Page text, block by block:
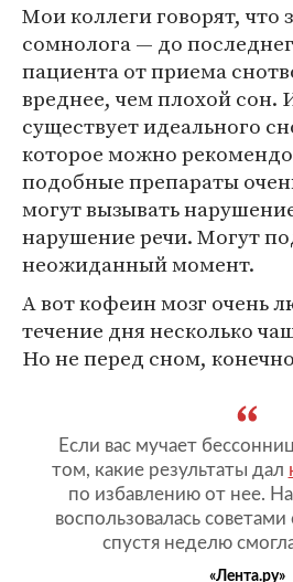
Мои коллеги говорят, что
сомнолога — до
пациента от приема
вреднее, чем плохой сон.
существует идеального
которое можно
подобные препараты
могут вызывать
нарушение речи. Могут
неожиданный момент.
А вот кофеин мозг очень
течение дня несколько
Но не перед сном,
Если вас мучает
том, какие результаты дал
по избавлению от нее.
воспользовалась
спустя неделю
«Лента.ру»